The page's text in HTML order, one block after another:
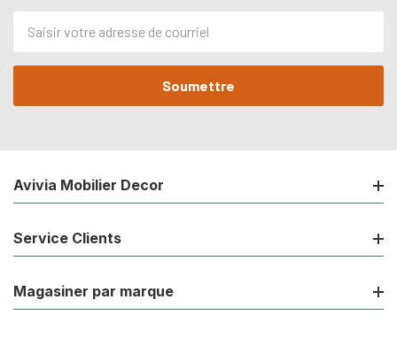
courriel
Avivia Mobilier Decor
Service Clients
Magasiner par marque